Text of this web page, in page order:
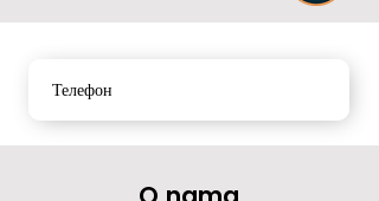
Телефон